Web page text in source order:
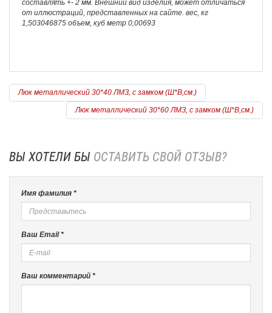
составлять +- 2 мм. Внешний вид изделия, может отличаться
от иллюстраций, представленных на сайте. вес, кг
1,503046875 объем, куб метр 0,00693
Люк металлический 30*40 ЛМЗ, с замком (Ш*В,см.)
Люк металлический 30*60 ЛМЗ, с замком (Ш*В,см.)
ВЫ ХОТЕЛИ БЫ ОСТАВИТЬ СВОЙ ОТЗЫВ?
Имя фамилия *
Ваш Email *
Ваш комментарий *